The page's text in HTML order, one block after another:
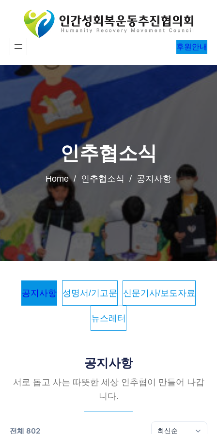
바
로
기
후원안내
인추협소식
Home / 인추협소식 / 공지사항
공지사항 성명서/기고문 신문기사/보도자료
뉴스레터
공지사항
서로 돕고 사는 따뜻한 세상 인추협이 만들어 나갑
니다.
전체 802